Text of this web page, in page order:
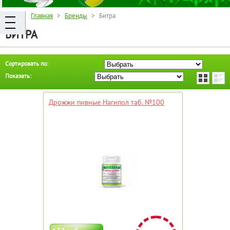
Главная > Бренды > Битра
БИТРА
Сортировать по:
Показать:
Дрожжи пивные Нагипол таб. №100